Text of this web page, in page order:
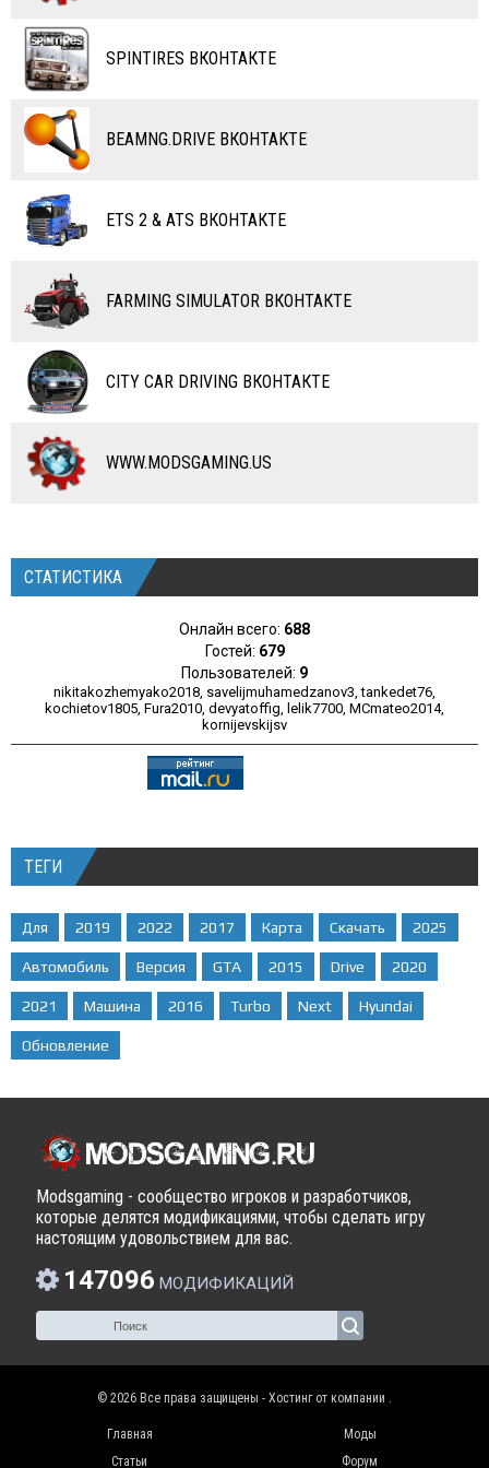
ВЕЛОСИПЕДЫ
ТАНКИ
ПОЕЗДА
ВОДНЫЙ ТРАНСПОРТ
САМОЛЕТЫ
RC ТРАНСПОРТ
КАРТЫ
ЧИТЫ
ПРОГРАММЫ
РАЗНОЕ
ТЮНИНГ
КАРТЫ SPINTIRES ВКОНТАКТЕ
BEAMNG.DRIVE ВКОНТАКТЕ
ETS 2 & ATS ВКОНТАКТЕ
FARMING SIMULATOR ВКОНТАКТЕ
CITY CAR DRIVING ВКОНТАКТЕ
WWW.MODSGAMING.US
СТАТИСТИКА
Онлайн всего: 688
Гостей: 679
Пользователей: 9
nikitakozhemyako2018, savelijmuhamedzanov3,tankedet76,
kochietov1805, Fura2010, devyatoffig, lelik7700, MCmateo2014,
kornijevskijsv
ТЕГИ
Для 2019 2022 2017 Карта Скачать 2025
Автомобиль Версия GTA 2015 Drive 2020
2021 Машина 2016 Turbo Next Hyundai
Обновление
Modsgaming - сообщество игроков и разработчиков,
которые делятся модификациями, чтобы сделать игру
настоящим удовольствием для вас.
147096 МОДИФИКАЦИЙ
© 2026 Все права защищены - Хостинг от компании .
Главная
Моды
Статьи
Форум